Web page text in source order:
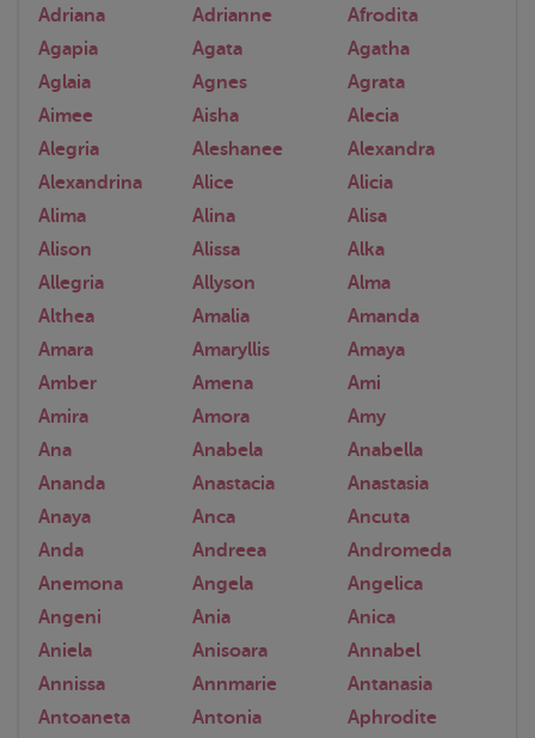
Adriana
Adrianne
Afrodita
Agapia
Agata
Agatha
Aglaia
Agnes
Agrata
Aimee
Aisha
Alecia
Alegria
Aleshanee
Alexandra
Alexandrina
Alice
Alicia
Alima
Alina
Alisa
Alison
Alissa
Alka
Allegria
Allyson
Alma
Althea
Amalia
Amanda
Amara
Amaryllis
Amaya
Amber
Amena
Ami
Amira
Amora
Amy
Ana
Anabela
Anabella
Ananda
Anastacia
Anastasia
Anaya
Anca
Ancuta
Anda
Andreea
Andromeda
Anemona
Angela
Angelica
Angeni
Ania
Anica
Aniela
Anisoara
Annabel
Annissa
Annmarie
Antanasia
Antoaneta
Antonia
Aphrodite